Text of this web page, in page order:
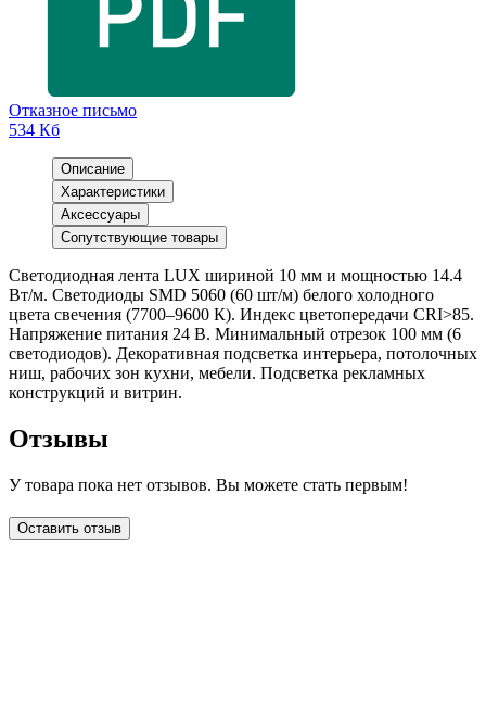
Отказное письмо
534 Кб
Описание
Характеристики
Аксессуары
Сопутствующие товары
Светодиодная лента LUX шириной 10 мм и мощностью 14.4
Вт/м. Светодиоды SMD 5060 (60 шт/м) белого холодного
цвета свечения (7700–9600 К). Индекс цветопередачи CRI>85.
Напряжение питания 24 В. Минимальный отрезок 100 мм (6
светодиодов). Декоративная подсветка интерьера, потолочных
ниш, рабочих зон кухни, мебели. Подсветка рекламных
конструкций и витрин.
Отзывы
У товара пока нет отзывов. Вы можете стать первым!
Оставить отзыв